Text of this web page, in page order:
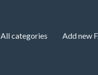
All categories Add new